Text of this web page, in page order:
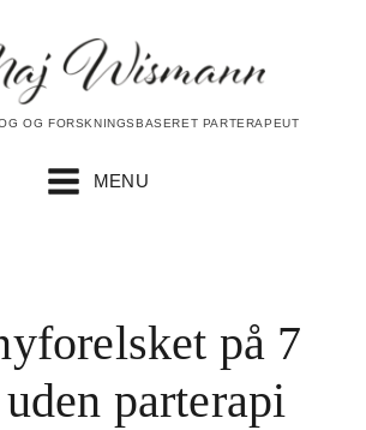
OG FORSKNINGSBASERET PARTERAPEUT
MENU
på 7
parterapi